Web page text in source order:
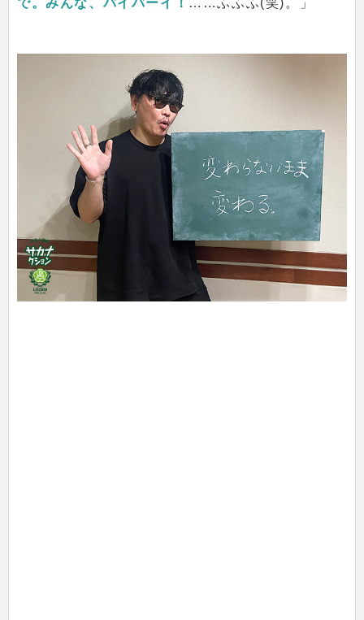
で。みんな、バイバーイ！ ……ふふふ(笑)。」